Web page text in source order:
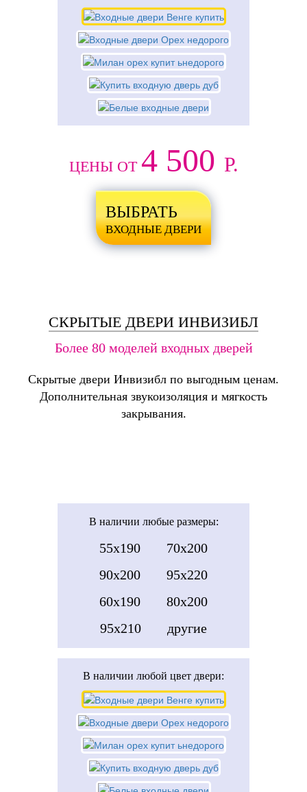
ЦЕНЫ ОТ 4 500 Р.
ВЫБРАТЬ
ВХОДНЫЕ ДВЕРИ
СКРЫТЫЕ ДВЕРИ ИНВИЗИБЛ
Более 80 моделей входных дверей
Скрытые двери Инвизибл по выгодным ценам.
Дополнительная звукоизоляция и мягкость
закрывания.
В наличии любые размеры:
55x190
70x200
90x200
95x220
60x190
80x200
95x210
другие
В наличии любой цвет двери: